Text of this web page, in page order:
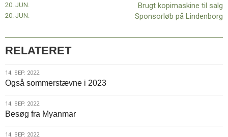
Brugt kopimaskine til salg
20. JUN.
Sponsorløb på Lindenborg
20. JUN.
RELATERET
14.
sep.
2022
14. SEP. 2022
Også sommerstævne i 2023
14.
sep.
2022
14. SEP. 2022
Besøg fra Myanmar
14. SEP. 2022